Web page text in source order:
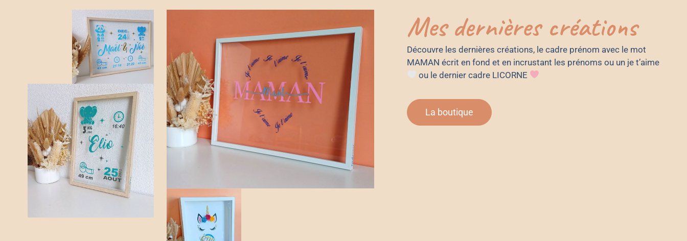
Mes dernières créations
Découvre les dernières créations, le cadre prénom avec le mot
MAMAN écrit en fond et en incrustant les prénoms ou un je t’aime
ou le dernier cadre LICORNE
La boutique